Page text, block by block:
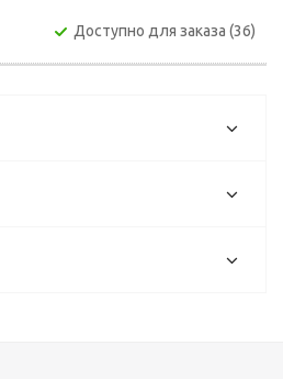
Доступно для заказа (36)